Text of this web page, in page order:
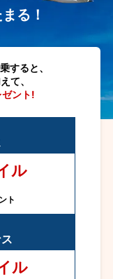
る！
すると、
て、
ント!
ル
ト
ル